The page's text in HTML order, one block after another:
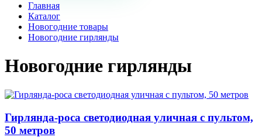
Главная
Каталог
Новогодние товары
Новогодние гирлянды
Новогодние гирлянды
Гирлянда-роса светодиодная уличная с пультом,
50 метров